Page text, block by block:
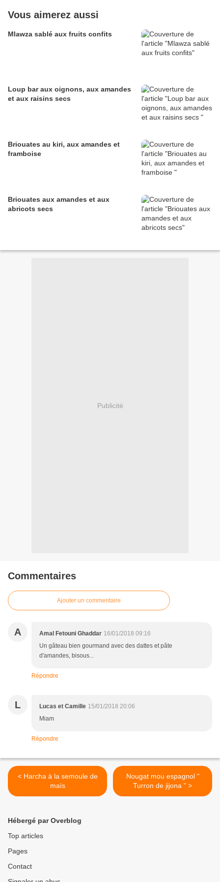
Vous aimerez aussi
Mlawza sablé aux fruits confits
Loup bar aux oignons, aux amandes
et aux raisins secs
Briouates au kiri, aux amandes et
framboise
Briouates aux amandes et aux
abricots secs
Publicité
Commentaires
Ajouter un commentaire
A Amal Fetouni Ghaddar 16/01/2018 09:16
Un gâteau bien gourmand avec des dattes et pâte
d'amandes, bisous...
Répondre
L Lucas et Camille 15/01/2018 20:06
Miam
Répondre
< Harcha à la semoule de
maïs
Nougat mou espagnol "
Turron de jijona " >
Hébergé par Overblog
Top articles
Pages
Contact